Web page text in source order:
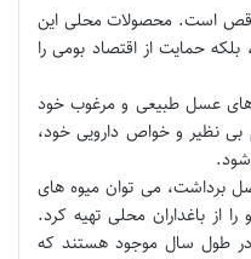
است. محصولات محلی این
بلکه حمایت از اقتصاد بومی را
عسل طبیعی و مرغوب خود
نظیر و خواص دارویی خود،
برداشت، می توان میوه های
از باغداران محلی تهیه کرد.
طول سال موجود هستند که